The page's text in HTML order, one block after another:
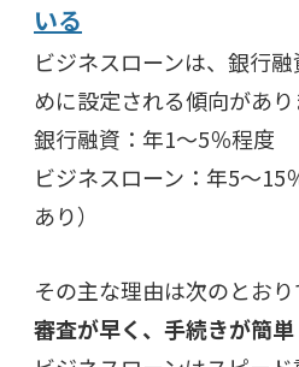
いる
ビジネスローンは、銀行
めに設定される傾向があり
銀行融資：年1～5％程度
ビジネスローン：年5～15
あり）
その主な理由は次のとおり
審査が早く、手続きが簡単